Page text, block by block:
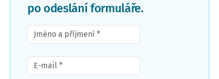
po odeslání formuláře.